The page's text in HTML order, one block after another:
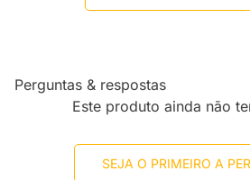
Perguntas & respostas
Este produto ainda não
SEJA O PRIMEIRO A